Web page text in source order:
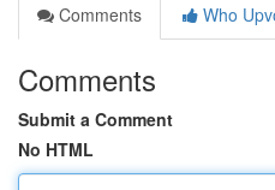
Comments
Who
Comments
Submit a Comment
No HTML